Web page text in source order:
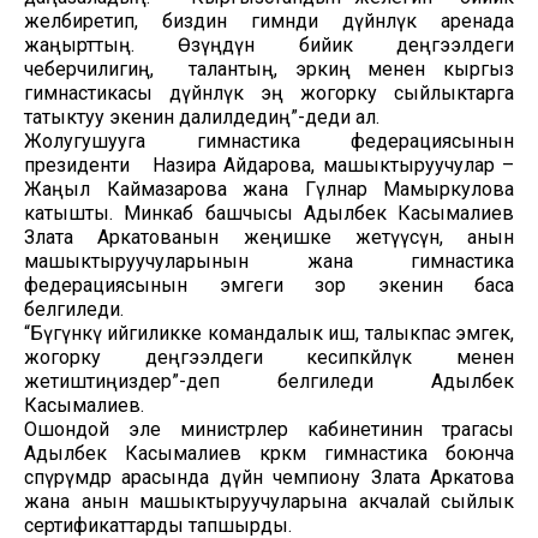
желбиретип, биздин гимнди дүйнөлүк аренада
жаңырттың. Өзүңдүн бийик деңгээлдеги
чеберчилигиң, талантың, эркиң менен кыргыз
гимнастикасы дүйнөлүк эң жогорку сыйлыктарга
татыктуу экенин далилдедиң”-деди ал.
Жолугушууга гимнастика федерациясынын
президенти Назира Айдарова, машыктыруучулар –
Жаңыл Каймазарова жана Гүлнар Мамыркулова
катышты. Минкаб башчысы Адылбек Касымалиев
Злата Аркатованын жеңишке жетүүсүнө, анын
машыктыруучуларынын жана гимнастика
федерациясынын эмгеги зор экенин баса
белгиледи.
“Бүгүнкү ийгиликке командалык иш, талыкпас эмгек,
жогорку деңгээлдеги кесипкөйлүк менен
жетиштиңиздер”-деп белгиледи Адылбек
Касымалиев.
Ошондой эле министрлер кабинетинин төрагасы
Адылбек Касымалиев көркөм гимнастика боюнча
өспүрүмдөр арасында дүйнө чемпиону Злата Аркатова
жана анын машыктыруучуларына акчалай сыйлык
сертификаттарды тапшырды.